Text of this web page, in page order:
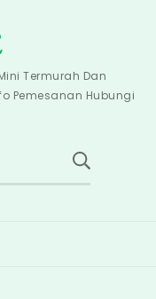
Termurah Dan
Pemesanan Hubungi